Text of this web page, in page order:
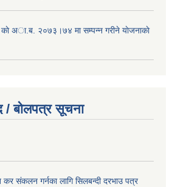
काे अा.ब. २०७३।७४ मा सम्पन्न गरीने याेजनाकाे
/ बोलपत्र सूचना
संकलन गर्नका लागि सिलबन्दी दरभाउ पत्र